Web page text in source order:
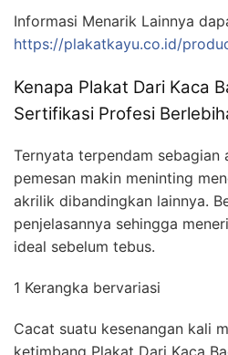
Informasi Menarik Lainnya
https://plakatkayu.co.id/
Kenapa Plakat Dari Kaca
Sertifikasi Profesi
Ternyata terpendam sebagian
pemesan makin meninting
akrilik dibandingkan lainnya.
penjelasannya sehingga
ideal sebelum tebus.
1 Kerangka bervariasi
Cacat suatu kesenangan kali
ketimbang Plakat Dari Kaca